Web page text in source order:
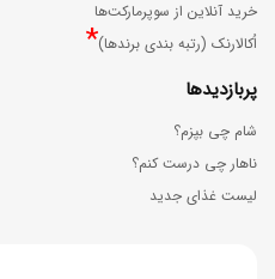
خرید آنلاین از سوپرمارکت‌ها
اُکالارنک (رتبه بندی برندها)*
پربازدیدها
شام چی بپزم؟
ناهار چی درست کنم؟
لیست غذای جدید